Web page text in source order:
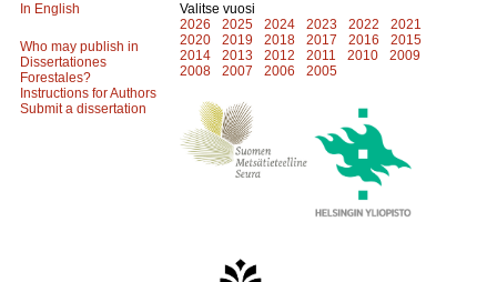
In English
Who may publish in
Dissertationes
Forestales?
Instructions for Authors
Submit a dissertation
Valitse vuosi
2026
2025 2024 2023 2022
2021
2020
2019 2018 2017 2016
2015
2014
2013 2012 2011 2010
2009
2008
2007 2006 2005